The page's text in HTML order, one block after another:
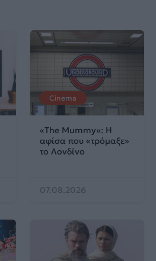
Cinema
«The Mummy»: Η
αφίσα που «τρόμαξε»
το Λονδίνο
07.08.2026